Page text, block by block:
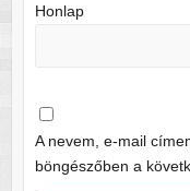
Honlap
A nevem, e-mail
böngészőben a